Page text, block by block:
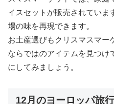
イスセットが販売されていま
場の味を再現できます。
お土産選びもクリスマスマー
ならではのアイテムを見つけ
にしてみましょう。
12月のヨーロッパ旅